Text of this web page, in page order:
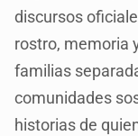
discursos
rostro, memoria
familias
comunidades
historias de